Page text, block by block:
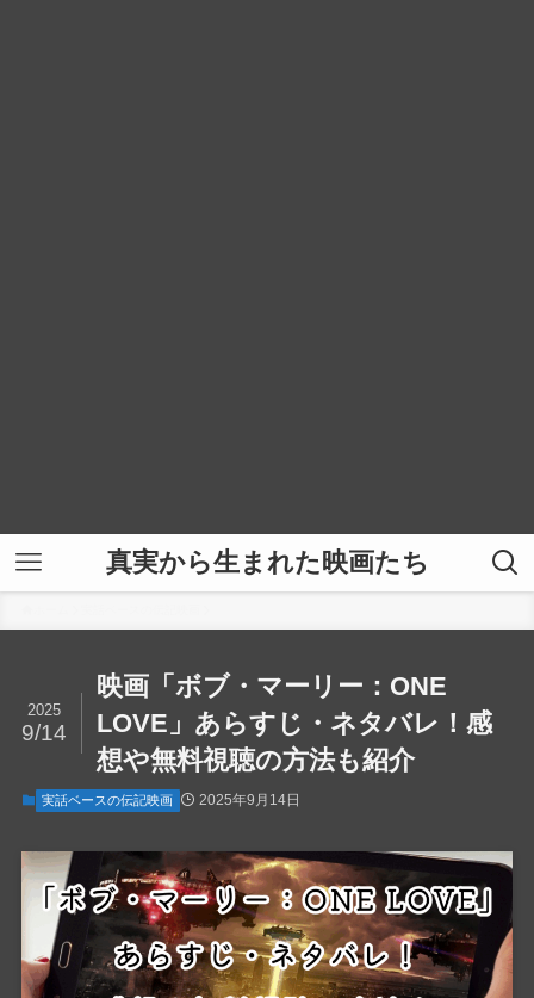
真実から生まれた映画たち
映画「ボブ・マーリー：ONE
LOVE」あらすじ・ネタバレ！感
想や無料視聴の方法も紹介
2025
9/14
実話ベースの伝記映画 2025年9月14日